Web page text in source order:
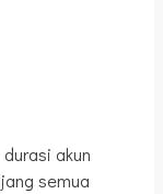
akun
semua